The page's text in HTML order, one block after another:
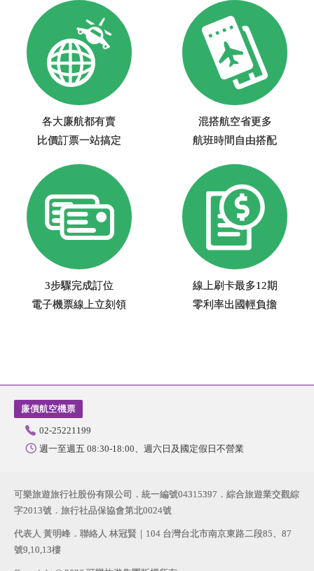
各大廉航都有賣
比價訂票一站搞定
混搭航空省更多
航班時間自由搭配
3步驟完成訂位
電子機票線上立刻領
線上刷卡最多12期
零利率出國輕負擔
廉價航空機票
02-25221199
週一至週五 08:30-18:00
週六日及國定假日不營業
可樂旅遊旅行社股份有限公司．統一編號04315397．綜合旅遊業交觀綜
字2013號．旅行社品保協會第北0024號
代表人 黃明峰．聯絡人 林冠賢｜104 台灣台北市南京東路二段85、87
號9,10,13樓